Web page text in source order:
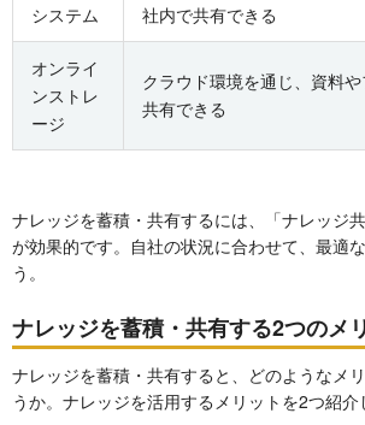
システム
社内で共有できる
オンライ
ンストレ
ージ
クラウド環境を通じ、資料
共有できる
ナレッジを蓄積・共有するには、「ナレッジ
が効果的です。自社の状況に合わせて、最適
う。
ナレッジを蓄積・共有する2つのメ
ナレッジを蓄積・共有すると、どのようなメ
うか。ナレッジを活用するメリットを2つ紹介